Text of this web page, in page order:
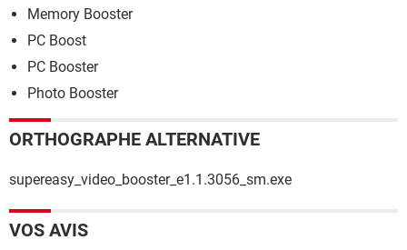
Memory Booster
PC Boost
PC Booster
Photo Booster
ORTHOGRAPHE ALTERNATIVE
supereasy_video_booster_e1.1.3056_sm.exe
VOS AVIS